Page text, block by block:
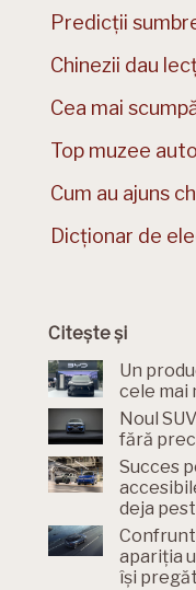
Predicții
Chinezii dau
Cea mai
Top muzee
Cum au ajuns
Dicționar de
Citește și
Un
cele mai
Noul
fără
Succes
deja
apariția
își